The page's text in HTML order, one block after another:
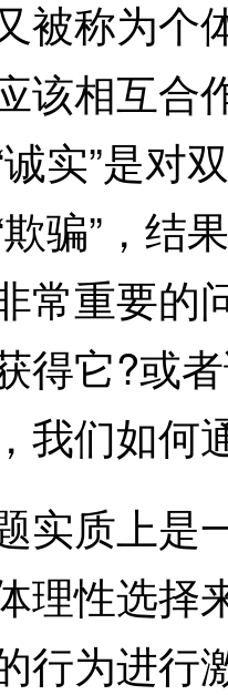
被称为个
该相互合
实”是对
骗”，结
常重要的
得它?或
我们如何
质上是
理性选择
行为进行